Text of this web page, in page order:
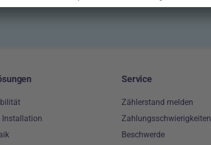
Installation
Service
Zählerstand melden
Zahlungsschwierigkeiten
Beschwerde